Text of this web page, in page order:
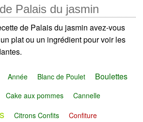
Palais du jasmin
de Palais du jasmin avez-vous
plat ou un ingrédient pour voir les
Année Blanc de Poulet
Boulettes
Cake aux pommes Cannelle
Citrons Confits
Confiture